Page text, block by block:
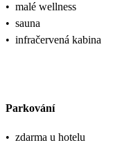
• malé wellness
• sauna
• infračervená kabina
Parkování
• zdarma u hotelu